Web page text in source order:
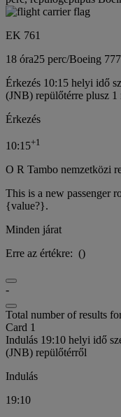
EK 761
18 óra25 perc/Boeing 777
Érkezés 10:15 helyi idő
(JNB) repülőtérre plusz 1
Érkezés
10:15+1
O R Tambo nemzetközi
This is a new passenger
{value?}.
Minden járat
Erre az értékre: ()
-
Total number of results
Card 1
Indulás 19:10 helyi idő
(JNB) repülőtérről
Indulás
19:10